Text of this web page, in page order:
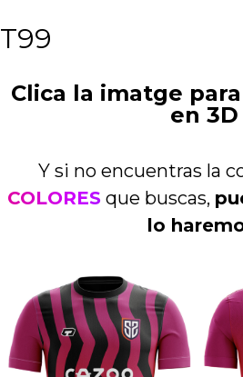
T99
Clica la imatge
en 3D
Y si no encuentras la
COLORESque buscas,
lo